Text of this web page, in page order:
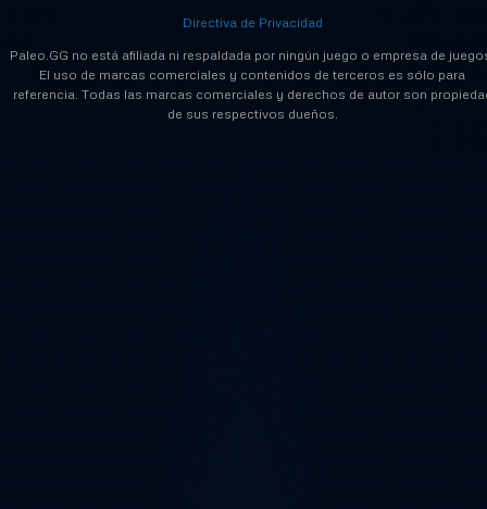
Paleo.GG no está afiliada ni respaldada por ningún juego o empresa de
El uso de marcas comerciales y contenidos de terceros es sólo para
referencia. Todas las marcas comerciales y derechos de autor son
de sus respectivos dueños.
Directiva de Privacidad